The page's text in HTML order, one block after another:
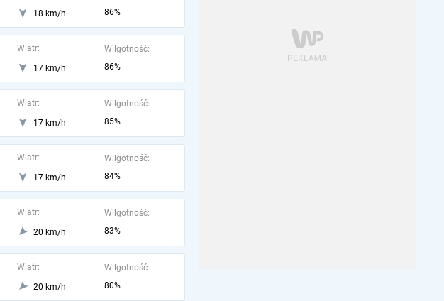
18 km/h
86%
Wiatr:
17 km/h
Wilgotność:
86%
Wiatr:
17 km/h
Wilgotność:
85%
Wiatr:
17 km/h
Wilgotność:
84%
Wiatr:
20 km/h
Wilgotność:
83%
Wiatr:
20 km/h
Wilgotność:
80%